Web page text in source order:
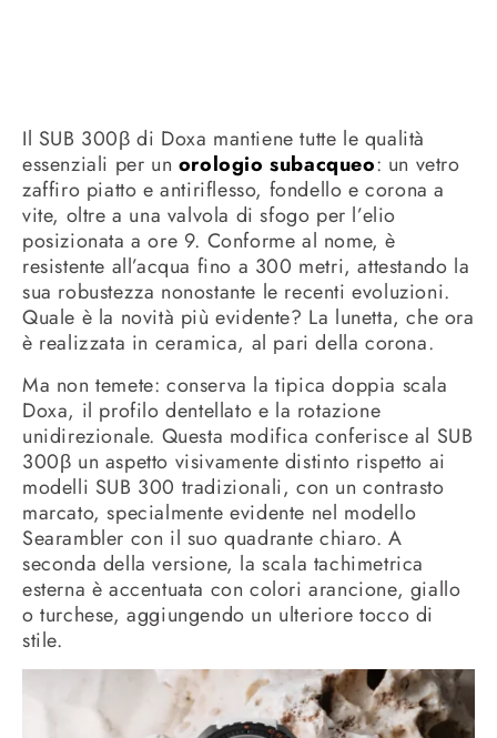
Il SUB 300β di Doxa mantiene tutte le qualità
essenziali per un orologio subacqueo: un vetro
zaffiro piatto e antiriflesso, fondello e corona a
vite, oltre a una valvola di sfogo per l’elio
posizionata a ore 9. Conforme al nome, è
resistente all’acqua fino a 300 metri, attestando la
sua robustezza nonostante le recenti evoluzioni.
Quale è la novità più evidente? La lunetta, che ora
è realizzata in ceramica, al pari della corona.
Ma non temete: conserva la tipica doppia scala
Doxa, il profilo dentellato e la rotazione
unidirezionale. Questa modifica conferisce al SUB
300β un aspetto visivamente distinto rispetto ai
modelli SUB 300 tradizionali, con un contrasto
marcato, specialmente evidente nel modello
Searambler con il suo quadrante chiaro. A
seconda della versione, la scala tachimetrica
esterna è accentuata con colori arancione, giallo
o turchese, aggiungendo un ulteriore tocco di
stile.